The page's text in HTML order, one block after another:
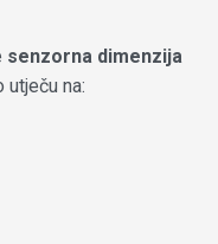
senzorna dimenzija
utječu na: